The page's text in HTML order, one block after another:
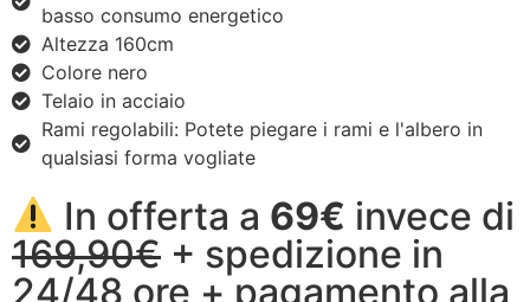
basso consumo energetico
Altezza 160cm
Colore nero
Telaio in acciaio
Rami regolabili: Potete piegare i rami e l'albero in
qualsiasi forma vogliate
In offerta a 69€ invece di
169,90€ + spedizione in
24/48 ore + pagamento alla